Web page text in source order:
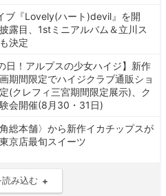
ブ『Lovely(ハート)devil』を開
露目、1stミニアルバム＆立川ス
決定
日！アルプスの少女ハイジ】新作
期間限定でハイジクラブ通販ショ
(クレフィ三宮期間限定展示)、ク
会開催(8月30・31日)
総本舗〉から新作イカチップスが
京店最旬スイーツ
み込む